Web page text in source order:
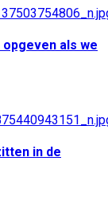
als we
in de